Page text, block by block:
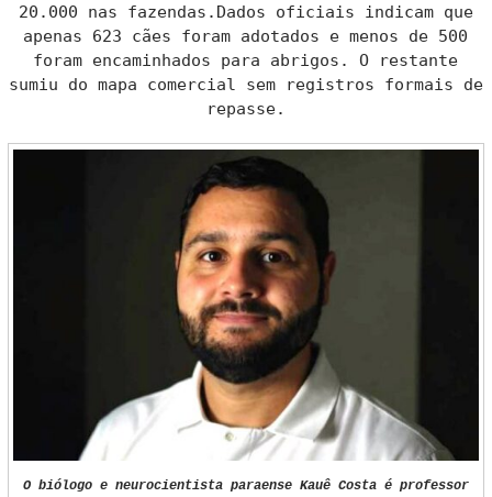
20.000 nas fazendas.Dados oficiais indicam que
apenas 623 cães foram adotados e menos de 500
foram encaminhados para abrigos. O restante
sumiu do mapa comercial sem registros formais de
repasse.
O biólogo e neurocientista paraense Kauê Costa é professor